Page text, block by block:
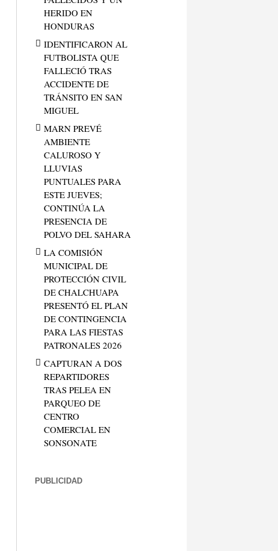
HERIDO EN
HONDURAS
IDENTIFICARON AL
FUTBOLISTA QUE
FALLECIÓ TRAS
ACCIDENTE DE
TRÁNSITO EN SAN
MIGUEL
MARN PREVÉ
AMBIENTE
CALUROSO Y
LLUVIAS
PUNTUALES PARA
ESTE JUEVES;
CONTINÚA LA
PRESENCIA DE
POLVO DEL SAHARA
LA COMISIÓN
MUNICIPAL DE
PROTECCIÓN CIVIL
DE CHALCHUAPA
PRESENTÓ EL PLAN
DE CONTINGENCIA
PARA LAS FIESTAS
PATRONALES 2026
CAPTURAN A DOS
REPARTIDORES
TRAS PELEA EN
PARQUEO DE
CENTRO
COMERCIAL EN
SONSONATE
PUBLICIDAD